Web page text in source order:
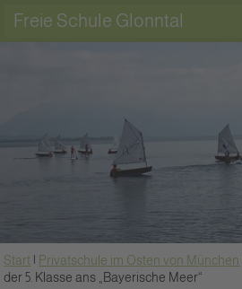
Freie Schule Glonntal
Start Privatschule im Osten von München
der 5. Klasse ans „Bayerische Meer“